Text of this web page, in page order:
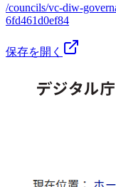
/councils/vc-diw-
6fd461d0ef84
保存を開く